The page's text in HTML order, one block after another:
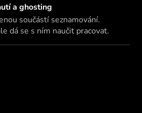
a ghosting
součástí seznamování.
dá se s ním naučit pracovat.